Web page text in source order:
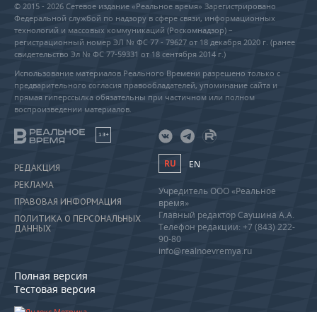
© 2015 - 2026 Сетевое издание «Реальное время» Зарегистрировано
Федеральной службой по надзору в сфере связи, информационных
технологий и массовых коммуникаций (Роскомнадзор) –
регистрационный номер ЭЛ № ФС 77 - 79627 от 18 декабря 2020 г. (ранее
свидетельство Эл № ФС 77-59331 от 18 сентября 2014 г.)
Использование материалов Реального Времени разрешено только с
предварительного согласия правообладателей, упоминание сайта и
прямая гиперссылка обязательны при частичном или полном
воспроизведении материалов.
18+
РЕДАКЦИЯ
РЕКЛАМА
ПРАВОВАЯ ИНФОРМАЦИЯ
ПОЛИТИКА О ПЕРСОНАЛЬНЫХ
ДАННЫХ
Полная версия
Тестовая версия
RU EN
Учредитель ООО «Реальное
время»
Главный редактор Саушина А.А.
Телефон редакции: +7 (843) 222-
90-80
info@realnoevremya.ru